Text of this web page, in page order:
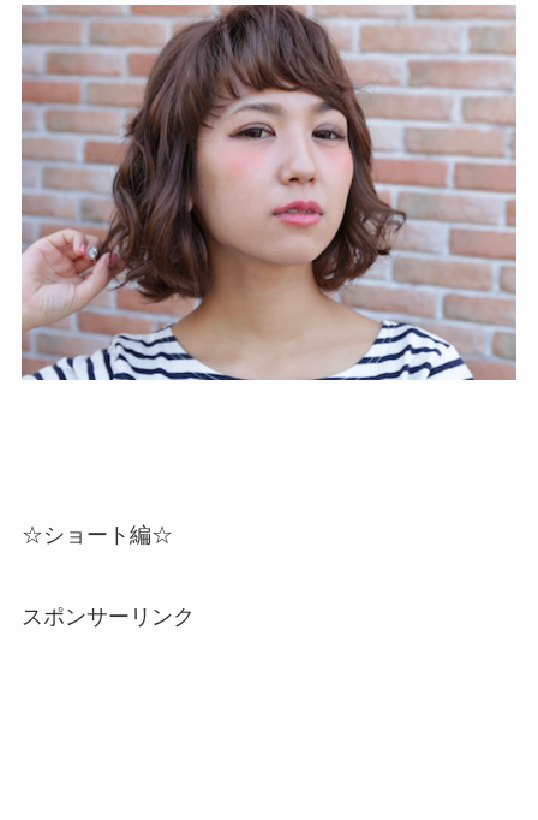
☆ショート編☆
スポンサーリンク